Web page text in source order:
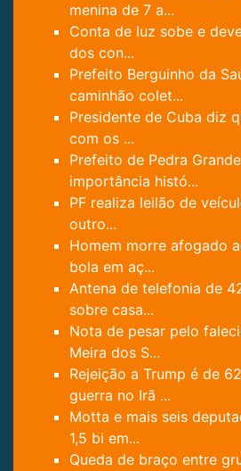
menina de 7 a...
Conta de luz sobe e
dos con...
Prefeito Berguinho da
caminhão colet...
Presidente de Cuba diz
com os ...
Prefeito de Pedra
importância histó...
PF realiza leilão de
outro...
Homem morre afogado
bola em aç...
Antena de telefonia de
sobre casa...
Nota de pesar pelo
Meira dos S...
Rejeição a Trump é de
guerra no Irã ...
Motta e mais seis
1,5 bi em...
Queda de braço entre